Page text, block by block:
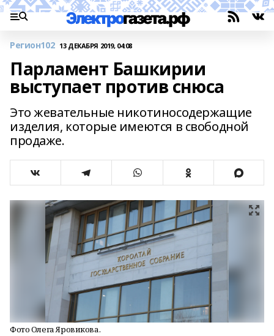
Регион102 13 ДЕКАБРЯ 2019, 04:08
Парламент Башкирии
выступает против снюса
Это жевательные никотиносодержащие
изделия, которые имеются в свободной
продаже.
Фото Олега Яровикова.